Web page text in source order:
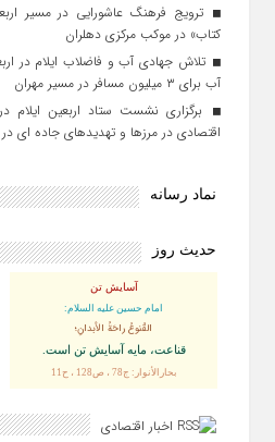
ترویج فرهنگ عاشورایی در مسیر
کتاب» در موکب مرکزی دهلران
آب برای ۳ میلیون مسافر در مسیر مهران
برگزاری نشست ستاد اربعین ایلام
اقتصادی در مرزها و تهدیدهای جاده‌ ای در
نماد رسانه
حدیث روز
آسایش تن
امام حسین علیه السلام:
القُنوعُ راحَةُ الأبدانِ؛
قناعت، مايه آسايش تن است.
بحارالأنوار: ج78 ، ص128 ، ح11
اخبار اقتصادی